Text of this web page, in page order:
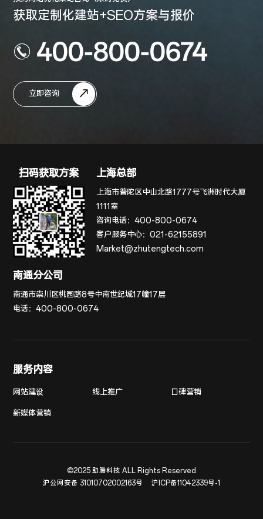
获取定制化建站+SEO方案与报价
400-800-0674
立即咨询
扫码获取方案 上海总部
上海市普陀区中山北路1777号飞洲时代大厦
1111室
咨询电话：400-800-0674
客户服务中心：021-62155891
Market@zhutengtech.com
南通分公司
南通市崇川区桃园路8号中南世纪城17幢17层
电话：400-800-0674
服务内容
网站建设 线上推广 口碑营销
新媒体营销
©2025 助腾科技 ALL Rights Reserved
沪公网安备 31010702002163号
沪ICP备11042339号-1